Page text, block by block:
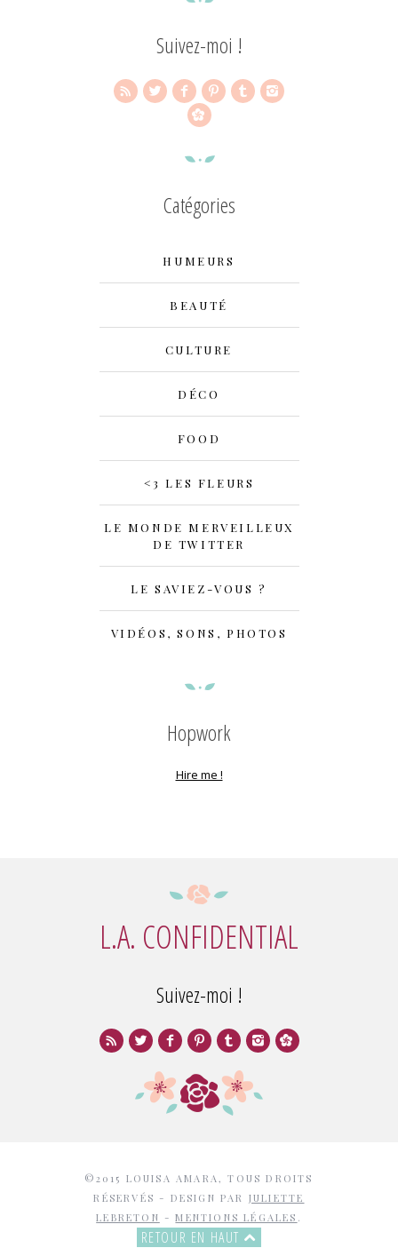
Suivez-moi !
Catégories
HUMEURS
BEAUTÉ
CULTURE
DÉCO
FOOD
<3 LES FLEURS
LE MONDE MERVEILLEUX
DE TWITTER
LE SAVIEZ-VOUS ?
VIDÉOS, SONS, PHOTOS
Hopwork
Hire me !
L.A. CONFIDENTIAL
Suivez-moi !
©2015 LOUISA AMARA, TOUS DROITS
RÉSERVÉS - DESIGN PAR JULIETTE
LEBRETON -MENTIONS LÉGALES .
RETOUR EN HAUT